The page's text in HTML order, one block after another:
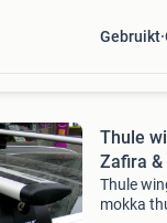
Gebruikt
Thule
Zafira &
Thule
mokka